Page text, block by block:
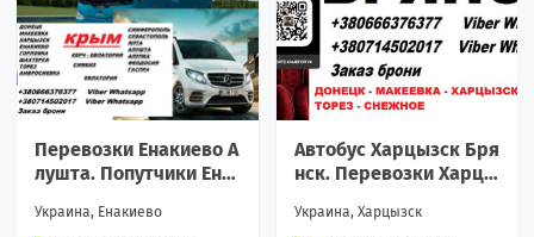
Перевозки Енакиево А
лушта. Попутчики Ена
ание Енакиево Алушта
Украина, Енакиево
Автобус Харцызск Бря
нск. Перевозки Харцы
е Харцызск Брянск
Украина, Харцызск